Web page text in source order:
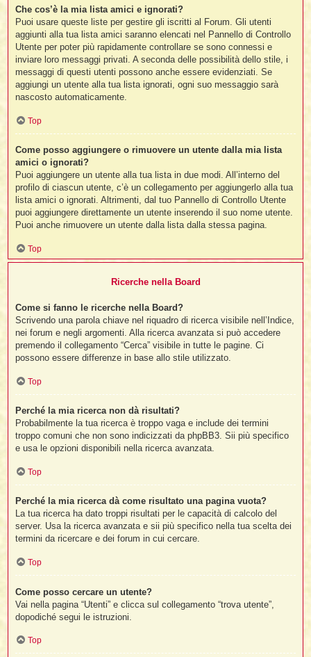
Che cos’è la mia lista amici e ignorati?
Puoi usare queste liste per gestire gli iscritti al Forum. Gli utenti
aggiunti alla tua lista amici saranno elencati nel Pannello di Controllo
Utente per poter più rapidamente controllare se sono connessi e
inviare loro messaggi privati. A seconda delle possibilità dello stile, i
messaggi di questi utenti possono anche essere evidenziati. Se
aggiungi un utente alla tua lista ignorati, ogni suo messaggio sarà
nascosto automaticamente.
Top
Come posso aggiungere o rimuovere un utente dalla mia lista
amici o ignorati?
Puoi aggiungere un utente alla tua lista in due modi. All’interno del
profilo di ciascun utente, c’è un collegamento per aggiungerlo alla tua
lista amici o ignorati. Altrimenti, dal tuo Pannello di Controllo Utente
puoi aggiungere direttamente un utente inserendo il suo nome utente.
Puoi anche rimuovere un utente dalla lista dalla stessa pagina.
Top
Ricerche nella Board
Come si fanno le ricerche nella Board?
Scrivendo una parola chiave nel riquadro di ricerca visibile nell’Indice,
nei forum e negli argomenti. Alla ricerca avanzata si può accedere
premendo il collegamento “Cerca” visibile in tutte le pagine. Ci
possono essere differenze in base allo stile utilizzato.
Top
Perché la mia ricerca non dà risultati?
Probabilmente la tua ricerca è troppo vaga e include dei termini
troppo comuni che non sono indicizzati da phpBB3. Sii più specifico
e usa le opzioni disponibili nella ricerca avanzata.
Top
Perché la mia ricerca dà come risultato una pagina vuota?
La tua ricerca ha dato troppi risultati per le capacità di calcolo del
server. Usa la ricerca avanzata e sii più specifico nella tua scelta dei
termini da ricercare e dei forum in cui cercare.
Top
Come posso cercare un utente?
Vai nella pagina “Utenti” e clicca sul collegamento “trova utente”,
dopodiché segui le istruzioni.
Top